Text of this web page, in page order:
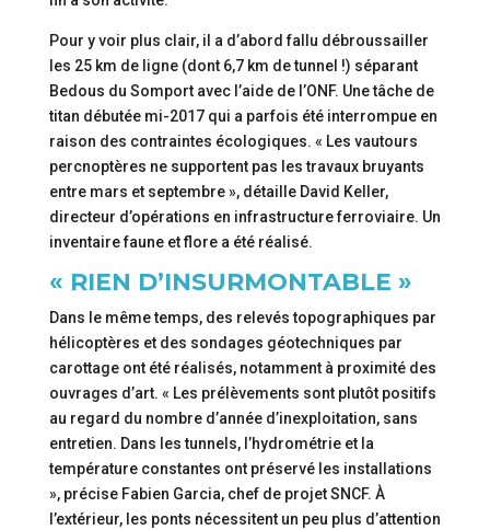
Pour y voir plus clair, il a d’abord fallu débroussailler
les 25 km de ligne (dont 6,7 km de tunnel !) séparant
Bedous du Somport avec l’aide de l’ONF. Une tâche de
titan débutée mi-2017 qui a parfois été interrompue en
raison des contraintes écologiques. « Les vautours
percnoptères ne supportent pas les travaux bruyants
entre mars et septembre », détaille David Keller,
directeur d’opérations en infrastructure ferroviaire. Un
inventaire faune et flore a été réalisé.
« RIEN D’INSURMONTABLE »
Dans le même temps, des relevés topographiques par
hélicoptères et des sondages géotechniques par
carottage ont été réalisés, notamment à proximité des
ouvrages d’art. « Les prélèvements sont plutôt positifs
au regard du nombre d’année d’inexploitation, sans
entretien. Dans les tunnels, l’hydrométrie et la
température constantes ont préservé les installations
», précise Fabien Garcia, chef de projet SNCF. À
l’extérieur, les ponts nécessitent un peu plus d’attention